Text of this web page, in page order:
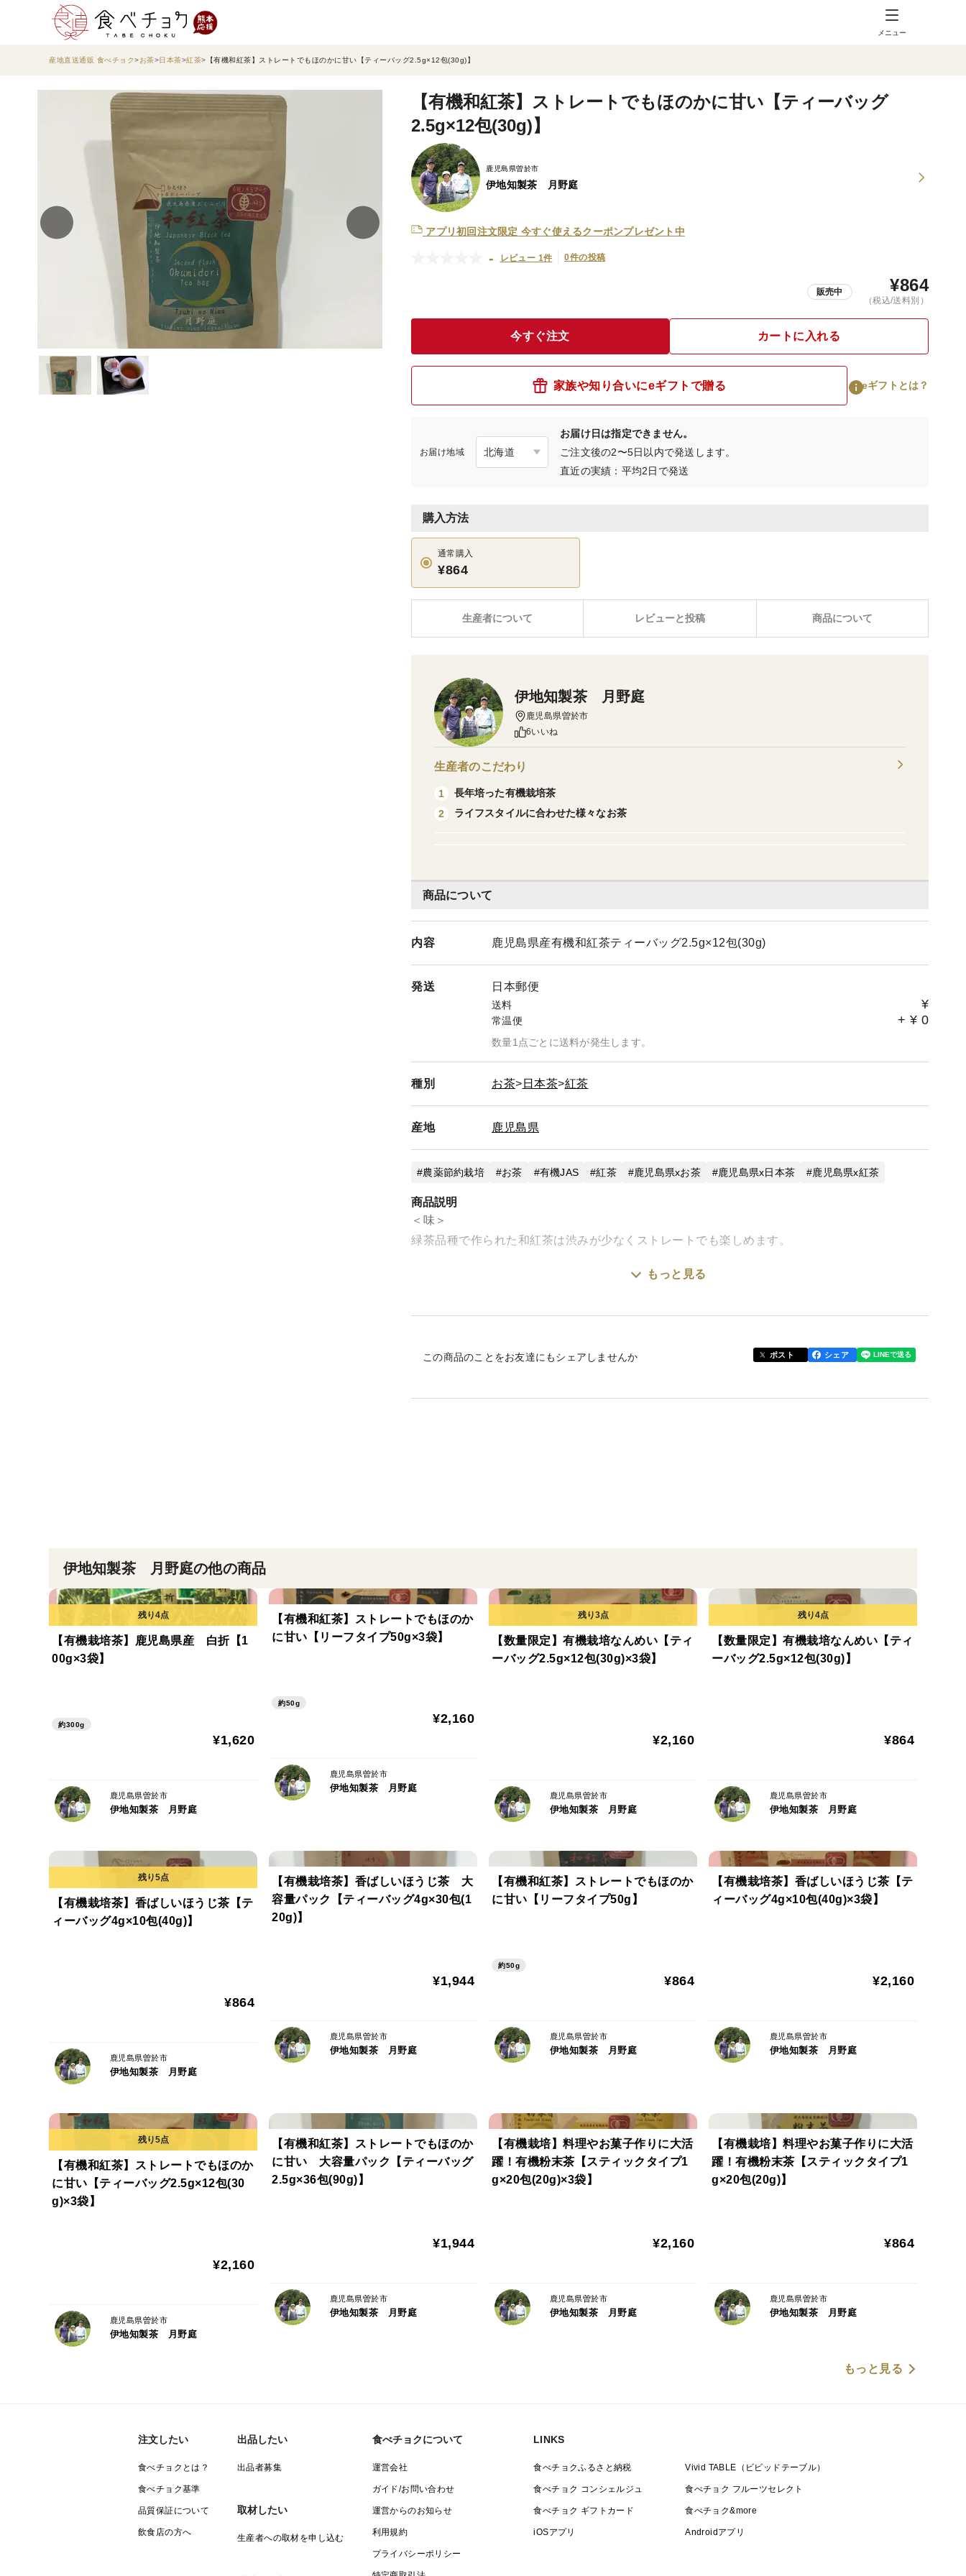
メニュー
産地直送通販 食べチョク お茶 日本茶 紅茶 【有機和紅茶】ストレートでもほのかに甘い【ティーバッグ2.5g×12包(30g)】
【有機和紅茶】ストレートでもほのかに甘い【ティーバッグ
2.5g×12包(30g)】
鹿児島県曽於市
伊地知製茶 月野庭
アプリ初回注文限定 今すぐ使えるクーポンプレゼント中
- レビュー 1件 0件の投稿
販売中 ¥864
（税込/送料別）
今すぐ注文 カートに入れる
家族や知り合いにeギフトで贈る eギフトとは？
お届け地域
お届け日は指定できません。
ご注文後の2〜5日以内で発送します。
直近の実績：平均2日で発送
購入方法
通常購入
¥864
レビューと投稿 商品について
生産者について
商品について
内容 鹿児島県産有機和紅茶ティーバッグ2.5g×12包(30g)
発送 日本郵便
送料 ¥
常温便 + ¥ 0
数量1点ごとに送料が発生します。
種別 お茶 日本茶 紅茶
産地 鹿児島県
農薬節約栽培 お茶 有機JAS 紅茶 鹿児島県xお茶 鹿児島県x日本茶 鹿児島県x紅茶
商品説明
＜味＞
緑茶品種で作られた和紅茶は渋みが少なくストレートでも楽しめます。
鹿児島県曽於市は大隅半島の北部に位置し中山間地で良質なお茶が作られています。
＜品種など＞
もっと見る
この商品のことをお友達にもシェアしませんか ポスト シェア
伊地知製茶 月野庭
鹿児島県曽於市
6いいね
生産者のこだわり
1
長年培った有機栽培茶
2
ライフスタイルに合わせた様々なお茶
伊地知製茶 月野庭の他の商品
【有機栽培茶】鹿児島県産 白折【1
00g×3袋】
約300g
¥1,620
鹿児島県曽於市
伊地知製茶 月野庭
【有機和紅茶】ストレートでもほのか
に甘い【リーフタイプ50g×3袋】
約50g
¥2,160
鹿児島県曽於市
伊地知製茶 月野庭
【数量限定】有機栽培なんめい【ティ
ーバッグ2.5g×12包(30g)×3袋】
¥2,160
鹿児島県曽於市
伊地知製茶 月野庭
【数量限定】有機栽培なんめい【ティ
ーバッグ2.5g×12包(30g)】
¥864
鹿児島県曽於市
伊地知製茶 月野庭
【有機栽培茶】香ばしいほうじ茶【テ
ィーバッグ4g×10包(40g)】
¥864
鹿児島県曽於市
伊地知製茶 月野庭
【有機栽培茶】香ばしいほうじ茶 大
容量パック【ティーバッグ4g×30包(1
20g)】
¥1,944
鹿児島県曽於市
伊地知製茶 月野庭
【有機和紅茶】ストレートでもほのか
に甘い【リーフタイプ50g】
約50g
¥864
鹿児島県曽於市
伊地知製茶 月野庭
【有機栽培茶】香ばしいほうじ茶【テ
ィーバッグ4g×10包(40g)×3袋】
¥2,160
鹿児島県曽於市
伊地知製茶 月野庭
【有機和紅茶】ストレートでもほのか
に甘い【ティーバッグ2.5g×12包(30
g)×3袋】
¥2,160
鹿児島県曽於市
伊地知製茶 月野庭
【有機和紅茶】ストレートでもほのか
に甘い 大容量パック【ティーバッグ
2.5g×36包(90g)】
¥1,944
鹿児島県曽於市
伊地知製茶 月野庭
【有機栽培】料理やお菓子作りに大活
躍！有機粉末茶【スティックタイプ1
g×20包(20g)×3袋】
¥2,160
鹿児島県曽於市
伊地知製茶 月野庭
【有機栽培】料理やお菓子作りに大活
躍！有機粉末茶【スティックタイプ1
g×20包(20g)】
¥864
鹿児島県曽於市
伊地知製茶 月野庭
もっと見る
注文したい
食べチョクとは？
食べチョク基準
品質保証について
飲食店の方へ
出品したい
出品者募集
取材したい
生産者への取材を申し込む
食べチョクについて
運営会社
ガイド/お問い合わせ
運営からのお知らせ
利用規約
プライバシーポリシー
LINKS
食べチョクふるさと納税 Vivid TABLE（ビビッドテーブル）
食べチョク コンシェルジュ 食べチョク フルーツセレクト
食べチョク ギフトカード 食べチョク&more
iOSアプリ Androidアプリ